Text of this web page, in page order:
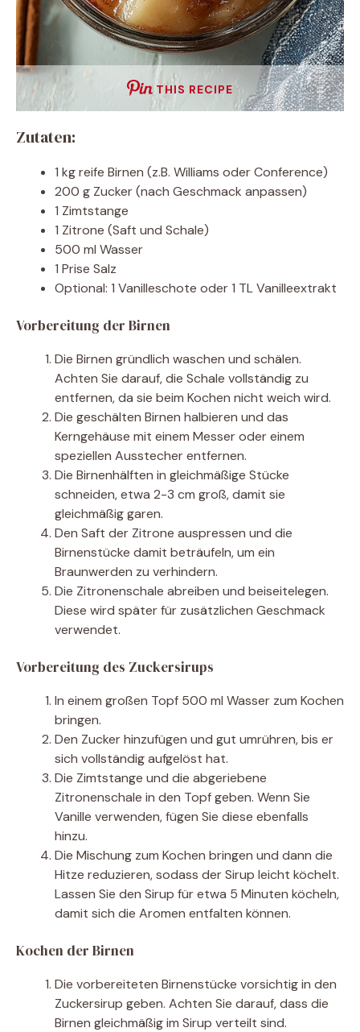
THIS RECIPE
Zutaten:
1 kg reife Birnen (z.B. Williams oder Conference)
200 g Zucker (nach Geschmack anpassen)
1 Zimtstange
1 Zitrone (Saft und Schale)
500 ml Wasser
1 Prise Salz
Optional: 1 Vanilleschote oder 1 TL Vanilleextrakt
Vorbereitung der Birnen
Die Birnen gründlich waschen und schälen.
Achten Sie darauf, die Schale vollständig zu
entfernen, da sie beim Kochen nicht weich wird.
Die geschälten Birnen halbieren und das
Kerngehäuse mit einem Messer oder einem
speziellen Ausstecher entfernen.
Die Birnenhälften in gleichmäßige Stücke
schneiden, etwa 2-3 cm groß, damit sie
gleichmäßig garen.
Den Saft der Zitrone auspressen und die
Birnenstücke damit beträufeln, um ein
Braunwerden zu verhindern.
Die Zitronenschale abreiben und beiseitelegen.
Diese wird später für zusätzlichen Geschmack
verwendet.
Vorbereitung des Zuckersirups
In einem großen Topf 500 ml Wasser zum Kochen
bringen.
Den Zucker hinzufügen und gut umrühren, bis er
sich vollständig aufgelöst hat.
Die Zimtstange und die abgeriebene
Zitronenschale in den Topf geben. Wenn Sie
Vanille verwenden, fügen Sie diese ebenfalls
hinzu.
Die Mischung zum Kochen bringen und dann die
Hitze reduzieren, sodass der Sirup leicht köchelt.
Lassen Sie den Sirup für etwa 5 Minuten köcheln,
damit sich die Aromen entfalten können.
Kochen der Birnen
Die vorbereiteten Birnenstücke vorsichtig in den
Zuckersirup geben. Achten Sie darauf, dass die
Birnen gleichmäßig im Sirup verteilt sind.